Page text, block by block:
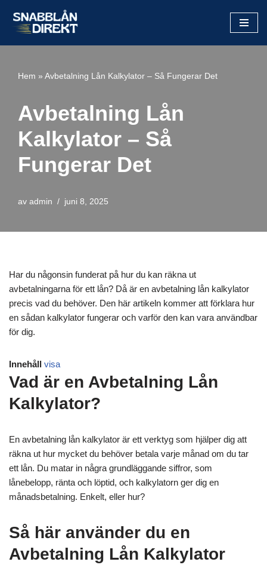
Hoppa
till
Hem » Avbetalning Lån Kalkylator – Så Fungerar Det
Avbetalning Lån
Kalkylator – Så
Fungerar Det
av admin juni 8, 2025
Har du någonsin funderat på hur du kan räkna ut
avbetalningarna för ett lån? Då är en avbetalning lån kalkylator
precis vad du behöver. Den här artikeln kommer att förklara hur
en sådan kalkylator fungerar och varför den kan vara användbar
för dig.
Innehåll visa
Vad är en Avbetalning Lån
Kalkylator?
En avbetalning lån kalkylator är ett verktyg som hjälper dig att
räkna ut hur mycket du behöver betala varje månad om du tar
ett lån. Du matar in några grundläggande siffror, som
lånebelopp, ränta och löptid, och kalkylatorn ger dig en
månadsbetalning. Enkelt, eller hur?
Så här använder du en
Avbetalning Lån Kalkylator